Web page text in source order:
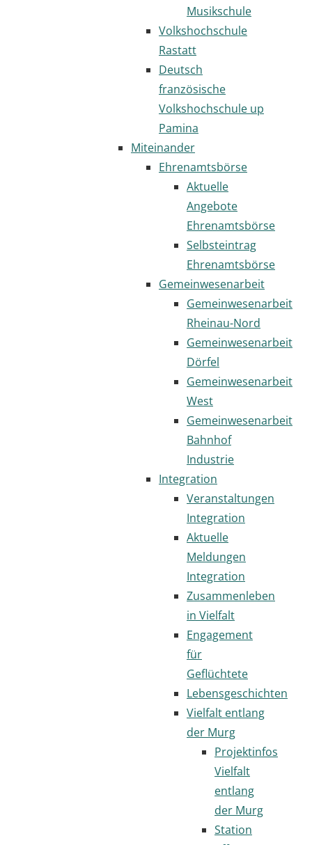
Musikschule
Volkshochschule
Rastatt
Deutsch
französische
Volkshochschule up
Pamina
Miteinander
Ehrenamtsbörse
Aktuelle
Angebote
Ehrenamtsbörse
Selbsteintrag
Ehrenamtsbörse
Gemeinwesenarbeit
Gemeinwesenarbeit
Rheinau-Nord
Gemeinwesenarbeit
Dörfel
Gemeinwesenarbeit
West
Gemeinwesenarbeit
Bahnhof
Industrie
Integration
Veranstaltungen
Integration
Aktuelle
Meldungen
Integration
Zusammenleben
in Vielfalt
Engagement
für
Geflüchtete
Lebensgeschichten
Vielfalt entlang
der Murg
Projektinfos
Vielfalt
entlang
der Murg
Station